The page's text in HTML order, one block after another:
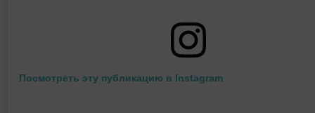
Посмотреть эту публикацию в Instagram